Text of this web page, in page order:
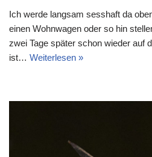
Ich werde langsam sesshaft da
einen Wohnwagen oder so hin
zwei Tage später schon wieder auf
ist… Weiterlesen »